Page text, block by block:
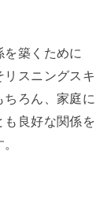
築くために
スニングスキ
ろん、家庭に
も良好な関係を